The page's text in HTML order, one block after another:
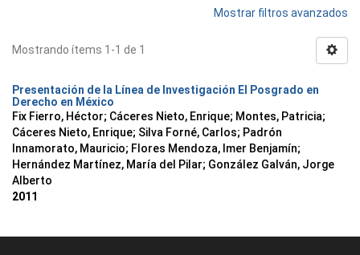
Mostrar filtros avanzados
Mostrando ítems 1-1 de 1
Presentación de la Línea de Investigación El Posgrado en
Derecho en México
Fix Fierro, Héctor; Cáceres Nieto, Enrique; Montes, Patricia;
Cáceres Nieto, Enrique; Silva Forné, Carlos; Padrón
Innamorato, Mauricio; Flores Mendoza, Imer Benjamín;
Hernández Martínez, María del Pilar; González Galván, Jorge
Alberto
2011